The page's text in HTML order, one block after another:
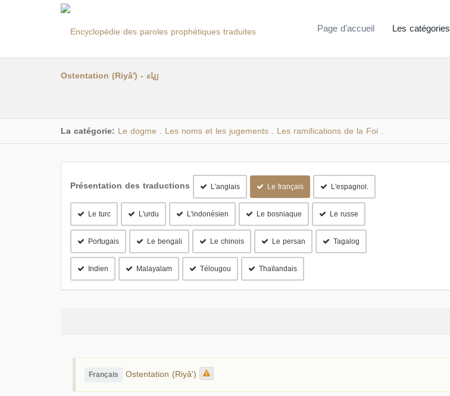
Page d'accueil Les catégories
Ostentation (Riyâ') - رياء
La catégorie: Le dogme Les noms et les jugements Les ramifications de la Foi
Présentation des traductions L'anglais Le français L'espagnol.
Le turc L'urdu L'indonésien Le bosniaque Le russe
Portugais Le bengali Le chinois Le persan Tagalog
Indien Malayalam Télougou Thaïlandais
Français Ostentation (Riyâ')